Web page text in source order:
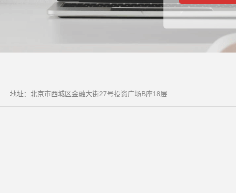
地址：北京市西城区金融大街27号投资广场B座18层